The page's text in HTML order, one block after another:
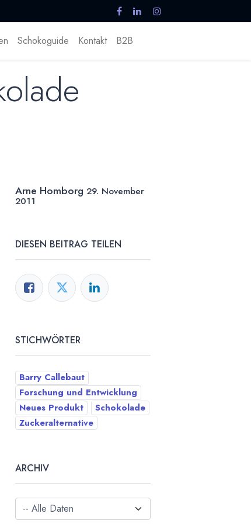
Schokoguide Kontakt B2B
Arne Homborg 29. November
2011
DIESEN BEITRAG TEILEN
STICHWÖRTER
Barry Callebaut
Forschung und Entwicklung
Neues Produkt
Schokolade
Zuckeralternative
ARCHIV